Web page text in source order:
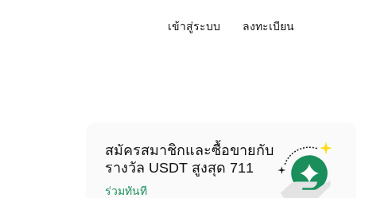
เข้าสู่ระบบ ลงทะเบียน
สมัครสมาชิกและซื้อขายกับ
รางวัล USDT สูงสุด 711
ร่วมทันที